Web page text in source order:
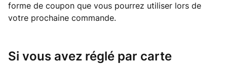
forme de coupon que vous pourrez utiliser lors de
votre prochaine commande.
Si vous avez réglé par carte